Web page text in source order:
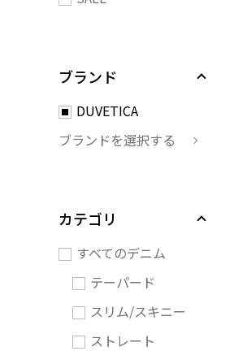
ブランド
DUVETICA
ブランドを選択する
カテゴリ
すべてのデニム
テーパード
スリム/スキニー
ストレート